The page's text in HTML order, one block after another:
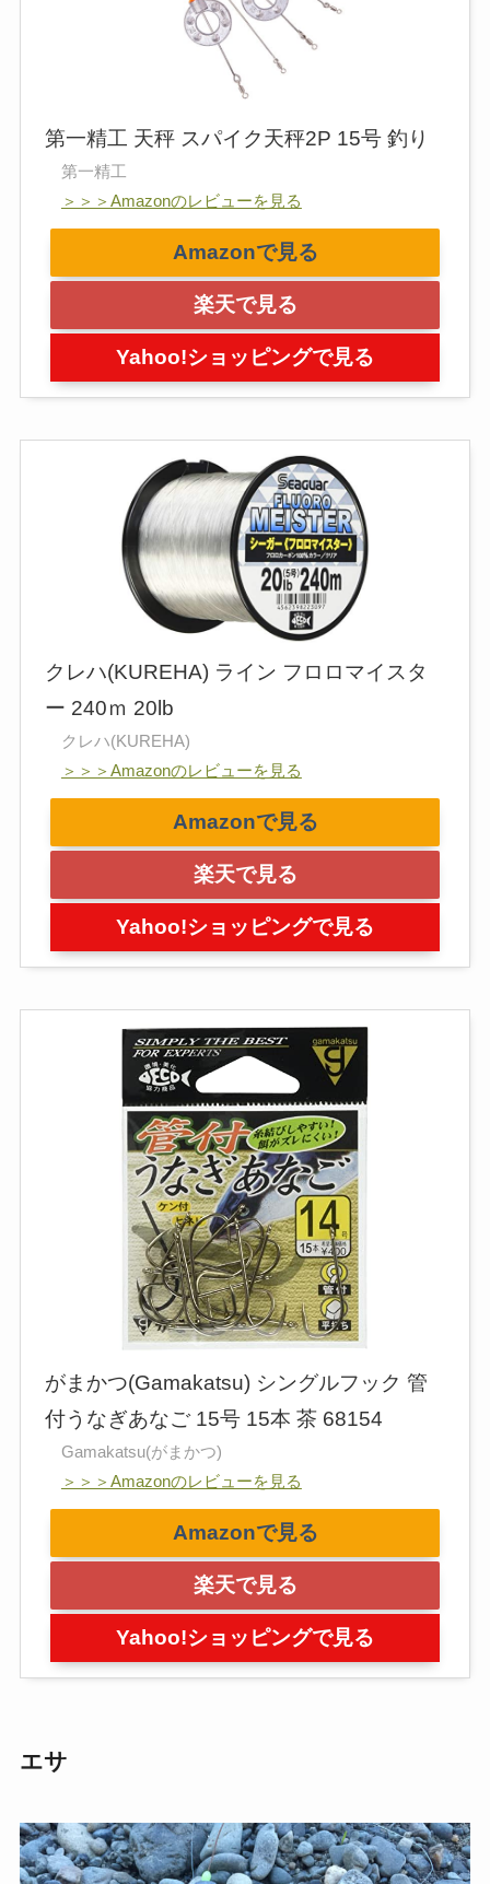
第一精工 天秤 スパイク天秤2P 15号 釣り
第一精工
＞＞＞Amazonのレビューを見る
Amazonで見る
楽天で見る
Yahoo!ショッピングで見る
クレハ(KUREHA) ライン フロロマイスタ
ー 240ｍ 20lb
クレハ(KUREHA)
＞＞＞Amazonのレビューを見る
Amazonで見る
楽天で見る
Yahoo!ショッピングで見る
がまかつ(Gamakatsu) シングルフック 管
付うなぎあなご 15号 15本 茶 68154
Gamakatsu(がまかつ)
＞＞＞Amazonのレビューを見る
Amazonで見る
楽天で見る
Yahoo!ショッピングで見る
エサ